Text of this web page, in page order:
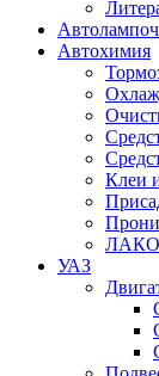
Автохимия
Клеи
УАЗ